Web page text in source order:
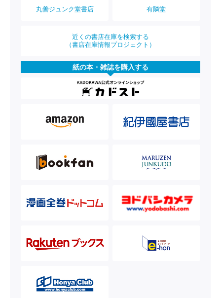
丸善ジュンク堂書店 有隣堂
近くの書店在庫を検索する
（書店在庫情報プロジェクト）
紙の本・雑誌を購入する